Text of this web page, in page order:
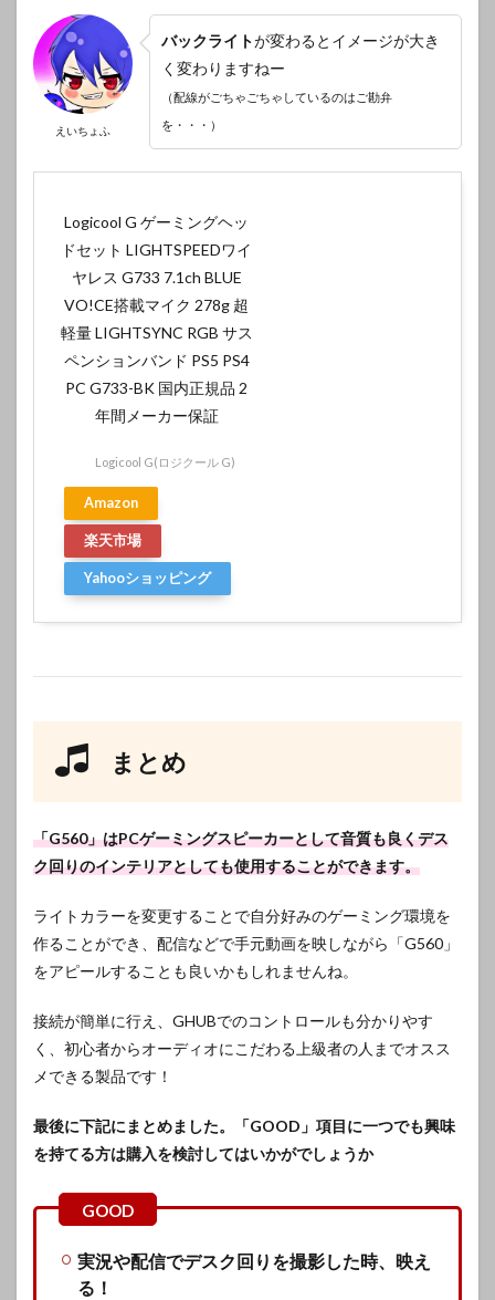
えいちょふ
バックライトが変わるとイメージが大き
く変わりますねー
（配線がごちゃごちゃしているのはご勘弁
を・・・）
Logicool G ゲーミングヘッ
ドセット LIGHTSPEEDワイ
ヤレス G733 7.1ch BLUE
VO!CE搭載マイク 278g 超
軽量 LIGHTSYNC RGB サス
ペンションバンド PS5 PS4
PC G733-BK 国内正規品 2
年間メーカー保証
Logicool G(ロジクール G)
Amazon
楽天市場
Yahooショッピング
まとめ
「G560」はPCゲーミングスピーカーとして音質も良くデス
ク回りのインテリアとしても使用することができます。
ライトカラーを変更することで自分好みのゲーミング環境を
作ることができ、配信などで手元動画を映しながら「G560」
をアピールすることも良いかもしれませんね。
接続が簡単に行え、GHUBでのコントロールも分かりやす
く、初心者からオーディオにこだわる上級者の人までオスス
メできる製品です！
最後に下記にまとめました。「GOOD」項目に一つでも興味
を持てる方は購入を検討してはいかがでしょうか
実況や配信でデスク回りを撮影した時、映え
る！